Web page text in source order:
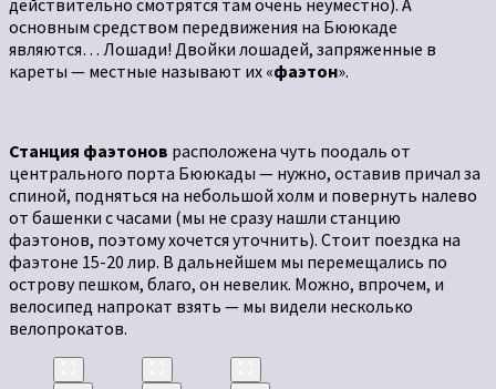
основным средством передвижения на Бююкаде
являются… Лошади! Двойки лошадей, запряженные в
кареты — местные называют их «фаэтон».
Станция фаэтонов расположена чуть поодаль от
центрального порта Бююкады — нужно, оставив причал за
спиной, подняться на небольшой холм и повернуть налево
от башенки с часами (мы не сразу нашли станцию
фаэтонов, поэтому хочется уточнить). Стоит поездка на
фаэтоне 15-20 лир. В дальнейшем мы перемещались по
острову пешком, благо, он невелик. Можно, впрочем, и
велосипед напрокат взять — мы видели несколько
велопрокатов.